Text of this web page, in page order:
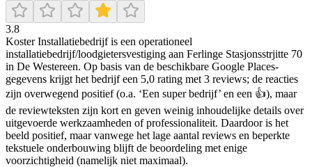
3.8
Koster Installatiebedrijf is een operationeel
installatiebedrijf/loodgietersvestiging aan Ferlinge Stasjonsstrjitte 70
in De Westereen. Op basis van de beschikbare Google Places-
gegevens krijgt het bedrijf een 5,0 rating met 3 reviews; de reacties
zijn overwegend positief (o.a. ‘Een super bedrijf’ en een 👍), maar
de reviewteksten zijn kort en geven weinig inhoudelijke details over
uitgevoerde werkzaamheden of professionaliteit. Daardoor is het
beeld positief, maar vanwege het lage aantal reviews en beperkte
tekstuele onderbouwing blijft de beoordeling met enige
voorzichtigheid (namelijk niet maximaal).